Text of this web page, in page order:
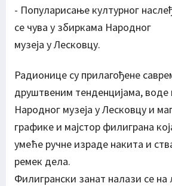
- Популарисање културног
се чува у збиркама Народног
музеја у Лесковцу.
Радионице су прилагођене
друштвеним тенденцијама, воде
Народног музеја у Лесковцу и
графике и мајстор филиграна
умеће ручне израде накита и
ремек дела.
Филигрански занат налази се